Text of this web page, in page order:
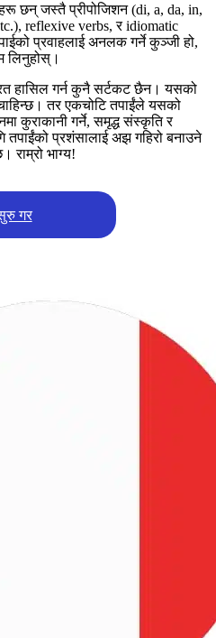
छन् जस्तै प्रीपोजिशन (di, a, da, in,
reflexive verbs, र idiomatic
प्रवाहलाई अनलक गर्ने कुञ्जी हो,
हासिल गर्न कुनै सर्टकट छैन। यसको
तर एकचोटि तपाईंले यसको
कुराकानी गर्ने, समृद्ध संस्कृति र
तपाईंको प्रशंसालाई अझ गहिरो बनाउने
राम्रो भाग्य!
गर